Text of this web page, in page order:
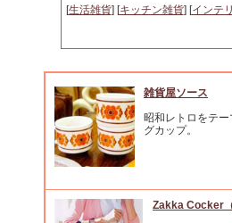
[生活雑貨] [キッチン雑貨] [インテ
雑貨屋ソース
昭和レトロをテ
グカップ。
Zakka Cocker